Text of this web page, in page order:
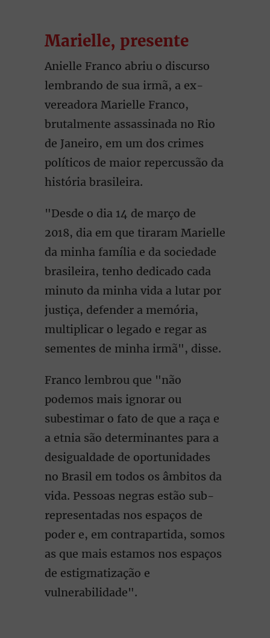
Marielle, presente
Anielle Franco abriu o discurso
lembrando de sua irmã, a ex-
vereadora Marielle Franco,
brutalmente assassinada no Rio
de Janeiro, em um dos crimes
políticos de maior repercussão da
história brasileira.
"Desde o dia 14 de março de
2018, dia em que tiraram Marielle
da minha família e da sociedade
brasileira, tenho dedicado cada
minuto da minha vida a lutar por
justiça, defender a memória,
multiplicar o legado e regar as
sementes de minha irmã", disse.
Franco lembrou que "não
podemos mais ignorar ou
subestimar o fato de que a raça e
a etnia são determinantes para a
desigualdade de oportunidades
no Brasil em todos os âmbitos da
vida. Pessoas negras estão sub-
representadas nos espaços de
poder e, em contrapartida, somos
as que mais estamos nos espaços
de estigmatização e
vulnerabilidade".